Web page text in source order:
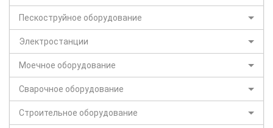
Пескоструйное оборудование
Электростанции
Моечное оборудование
Сварочное оборудование
Строительное оборудование